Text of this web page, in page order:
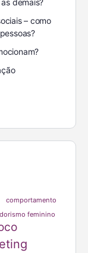
demais?
– como
comportamento
feminino